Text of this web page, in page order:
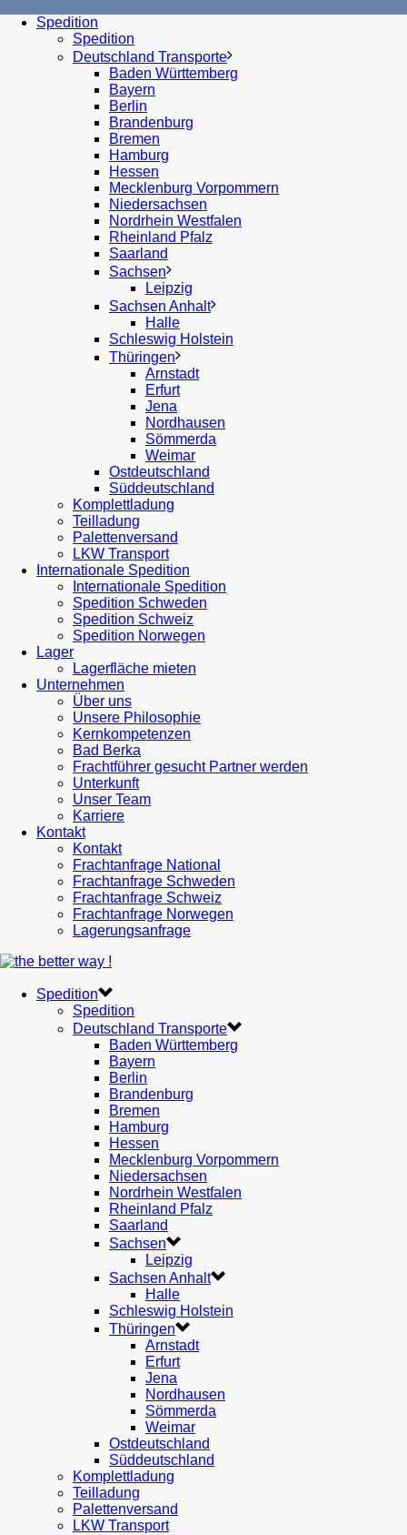
Spedition
Spedition
Deutschland Transporte
Baden Württemberg
Bayern
Berlin
Brandenburg
Bremen
Hamburg
Hessen
Mecklenburg Vorpommern
Niedersachsen
Nordrhein Westfalen
Rheinland Pfalz
Saarland
Sachsen
Leipzig
Sachsen Anhalt
Halle
Schleswig Holstein
Thüringen
Arnstadt
Erfurt
Jena
Nordhausen
Sömmerda
Weimar
Ostdeutschland
Süddeutschland
Komplettladung
Teilladung
Palettenversand
LKW Transport
Internationale Spedition
Internationale Spedition
Spedition Schweden
Spedition Schweiz
Spedition Norwegen
Lager
Lagerfläche mieten
Unternehmen
Über uns
Unsere Philosophie
Kernkompetenzen
Bad Berka
Frachtführer gesucht Partner werden
Unterkunft
Unser Team
Karriere
Kontakt
Kontakt
Frachtanfrage National
Frachtanfrage Schweden
Frachtanfrage Schweiz
Frachtanfrage Norwegen
Lagerungsanfrage
Spedition
Spedition
Deutschland Transporte
Baden Württemberg
Bayern
Berlin
Brandenburg
Bremen
Hamburg
Hessen
Mecklenburg Vorpommern
Niedersachsen
Nordrhein Westfalen
Rheinland Pfalz
Saarland
Sachsen
Leipzig
Sachsen Anhalt
Halle
Schleswig Holstein
Thüringen
Arnstadt
Erfurt
Jena
Nordhausen
Sömmerda
Weimar
Ostdeutschland
Süddeutschland
Komplettladung
Teilladung
Palettenversand
LKW Transport